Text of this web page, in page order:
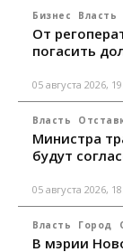
Бизнес Власть
От
погасить
05 августа 2026,
Власть
Министра
будут
05 августа 2026,
Власть Город
В мэрии